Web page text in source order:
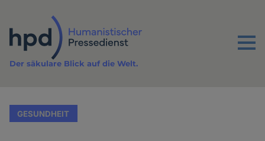
Inhalt
Menu
Der säkulare Blick auf die Welt.
GESUNDHEIT